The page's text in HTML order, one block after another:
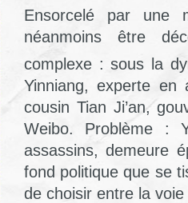
Ensorcelé par une
néanmoins être
complexe : sous la
Yinniang, experte en
cousin Tian Ji’an,
Weibo. Problème :
assassins, demeure
fond politique que se
de choisir entre la